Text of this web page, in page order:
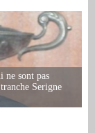
ne sont pas
Serigne